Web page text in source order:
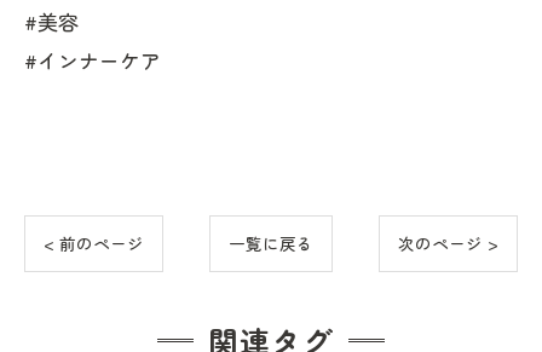
#美容
#インナーケア
< 前のページ 一覧に戻る 次のページ >
関連タグ